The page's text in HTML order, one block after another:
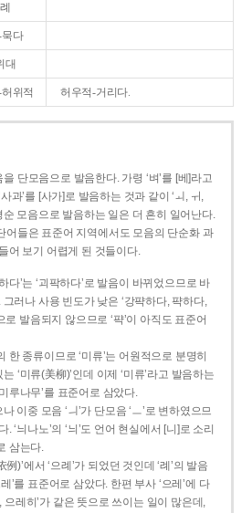
다
대
위적 허우적-거리다.
단모음으로 발음한다. 가령 ‘벼’를 [베]라고
과’를 [사가]로 발음하는 것과 같이 ‘ㅚ, ㅟ,
순 모음으로 발음하는 일은 더 흔히 일어난다.
어들은 표준어 지역에서도 모음의 단순화 과
어 보기 어렵게 된 것들이다.
’는 ‘괴팍하다’로 발음이 바뀌었으므로 바
그러나 사용 빈도가 낮은 ‘강퍅하다, 퍅하다,
로 발음되지 않으므로 ‘퍅’이 아직도 표준어
한 종류이므로 ‘미류’는 어원적으로 분명히
‘미류(美柳)’인데 이제 ‘미류’라고 발음하는
루나무’를 표준어로 삼았다.
이중 모음 ‘ㅢ’가 단모음 ‘ㅡ’로 변하였으므
. ‘늬나노’의 ‘늬’도 언어 현실에서 [니]로 소리
삼는다.
)’에서 ‘으례’가 되었던 것인데 ‘례’의 발음
’를 표준어로 삼았다. 한편 부사 ‘으레’에 다
으레히’가 같은 뜻으로 쓰이는 일이 많은데,